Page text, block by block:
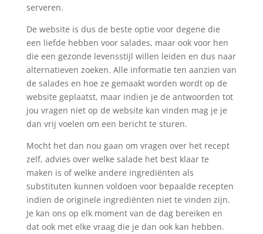
serveren.
De website is dus de beste optie voor degene die
een liefde hebben voor salades, maar ook voor hen
die een gezonde levensstijl willen leiden en dus naar
alternatieven zoeken. Alle informatie ten aanzien van
de salades en hoe ze gemaakt worden wordt op de
website geplaatst, maar indien je de antwoorden tot
jou vragen niet op de website kan vinden mag je je
dan vrij voelen om een bericht te sturen.
Mocht het dan nou gaan om vragen over het recept
zelf, advies over welke salade het best klaar te
maken is of welke andere ingrediënten als
substituten kunnen voldoen voor bepaalde recepten
indien de originele ingrediënten niet te vinden zijn.
Je kan ons op elk moment van de dag bereiken en
dat ook met elke vraag die je dan ook kan hebben.